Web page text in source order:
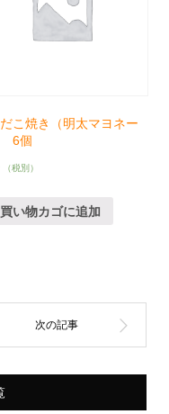
こ焼き（明太マヨネー
6個
（税別）
い物カゴに追加